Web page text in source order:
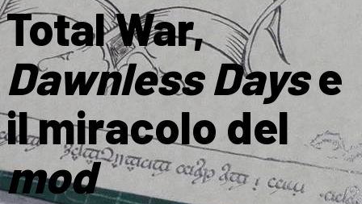
Total War,
Dawnless Dayse
il miracolo del
mod